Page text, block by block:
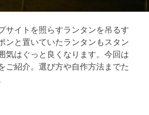
サイトを照らすランタンを吊るす
ンと置いていたランタンもスタン
気はぐっと良くなります。今回は
ご紹介。選び方や自作方法までた